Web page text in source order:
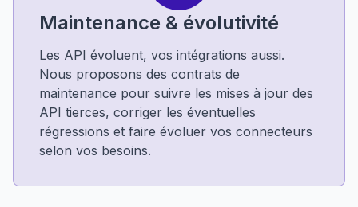
Maintenance & évolutivité
Les API évoluent, vos intégrations aussi.
Nous proposons des contrats de
maintenance pour suivre les mises à jour des
API tierces, corriger les éventuelles
régressions et faire évoluer vos connecteurs
selon vos besoins.